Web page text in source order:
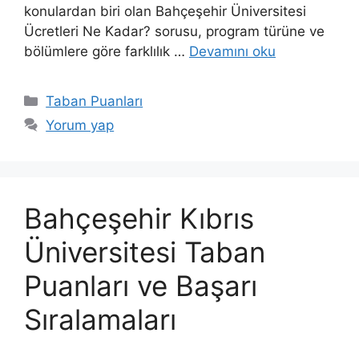
konulardan biri olan Bahçeşehir Üniversitesi
Ücretleri Ne Kadar? sorusu, program türüne ve
bölümlere göre farklılık … Devamını oku
Kategoriler
Taban Puanları
Yorum yap
Bahçeşehir Kıbrıs
Üniversitesi Taban
Puanları ve Başarı
Sıralamaları